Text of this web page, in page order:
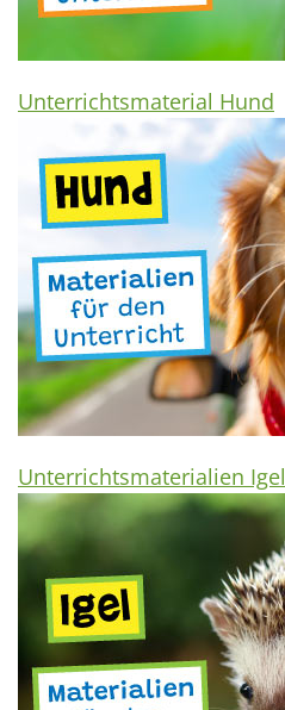
Unterrichtsmaterial Hund
Unterrichtsmaterialien Igel